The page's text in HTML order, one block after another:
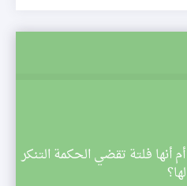
فلتة تقضي الحكمة التنكر
لها؟